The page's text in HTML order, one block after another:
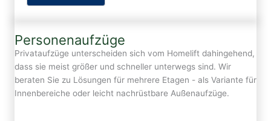
Personenaufzüge
Privataufzüge unterscheiden sich vom Homelift dahingehend,
dass sie meist größer und schneller unterwegs sind. Wir
beraten Sie zu Lösungen für mehrere Etagen - als Variante für
Innenbereiche oder leicht nachrüstbare Außenaufzüge.